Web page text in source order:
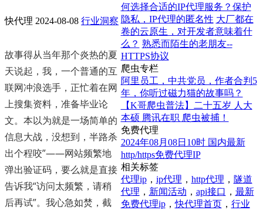
快代理 2024-08-08 行业洞察
故事得从当年那个炎热的夏
天说起，我，一个普通的互
联网冲浪选手，正忙着在网
上搜集资料，准备毕业论
文。本以为就是一场简单的
信息大战，没想到，半路杀
出个程咬”——网站频繁地
弹出验证码，要么就是直接
告诉我“访问太频繁，请稍
后再试”。我心急如焚，截
何选择合适的IP代理服务？保护
隐私，IP代理的匿名性 大厂都在
卷的云原生，对开发者意味着什
么？ 熟悉而陌生的老朋友--
HTTPS协议
爬虫专栏
阿里员工，中共党员，作者合判5
年，你听过磁力猫的故事吗？
【K哥爬虫普法】二十五岁 人大
本硕 腾讯在职 爬虫被捕！
免费代理
2024年08月08日10时 国内最新
http/https免费代理IP
相关标签
代理ip， ip代理 ， http代理 ， 隧道
代理 ， 新闻活动 ， api接口 ， 最新
免费代理ip，快代理首页， 行业